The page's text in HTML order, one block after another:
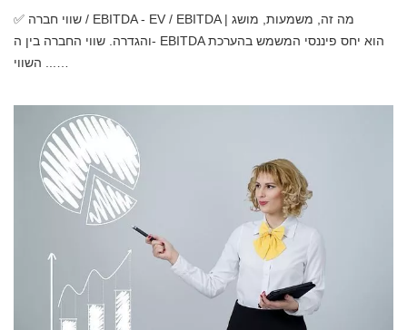
✅ שווי חברה / EBITDA - EV / EBITDA | מה זה, משמעות, מושג
והגדרה. שווי החברה בין ה- EBITDA הוא יחס פיננסי המשמש בהערכת
השווי ...…